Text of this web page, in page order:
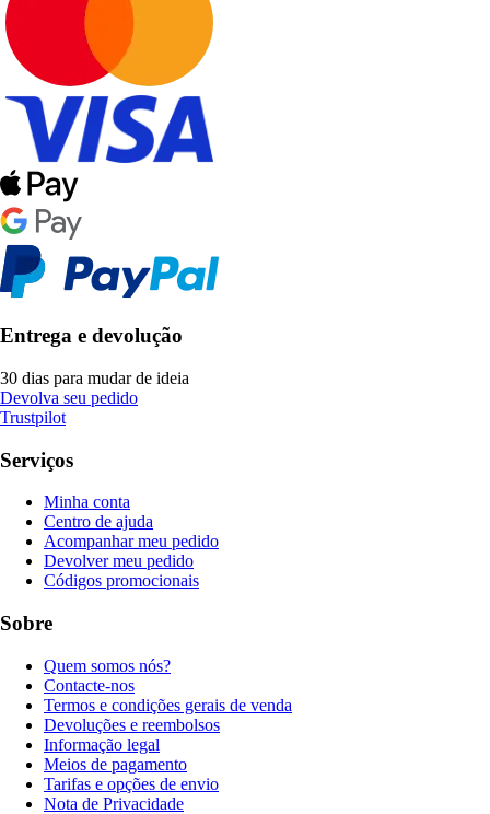
Entrega e devolução
30 dias para mudar de ideia
Devolva seu pedido
Trustpilot
Serviços
Minha conta
Centro de ajuda
Acompanhar meu pedido
Devolver meu pedido
Códigos promocionais
Sobre
Quem somos nós?
Contacte-nos
Termos e condições gerais de venda
Devoluções e reembolsos
Informação legal
Meios de pagamento
Tarifas e opções de envio
Nota de Privacidade